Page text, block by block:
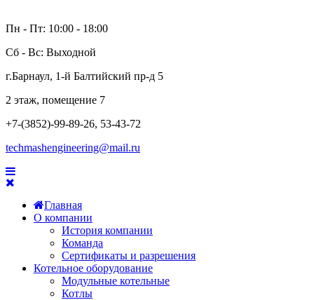
Пн - Пт: 10:00 - 18:00
Сб - Вс: Выходной
г.Барнаул, 1-й Балтийский пр-д 5
2 этаж, помещение 7
+7-(3852)-99-89-26, 53-43-72
techmashengineering@mail.ru
Главная
О компании
История компании
Команда
Сертификаты и разрешения
Котельное оборудование
Модульные котельные
Котлы